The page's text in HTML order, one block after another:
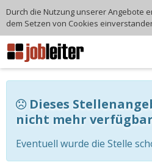
Dieses
nicht mehr
Eventuell wurde die Stelle
Durch die Nutzung unserer Angebote
dem Setzen von Cookies